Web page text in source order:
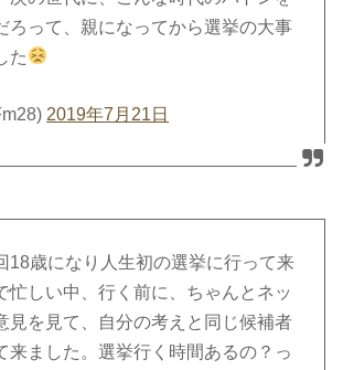
ろって、親になってから選挙の大事
た
2019年7月21日
18歳になり人生初の選挙に行って来
忙しい中、行く前に、ちゃんとネッ
見を見て、自分の考えと同じ候補者
来ました。選挙行く時間あるの？っ